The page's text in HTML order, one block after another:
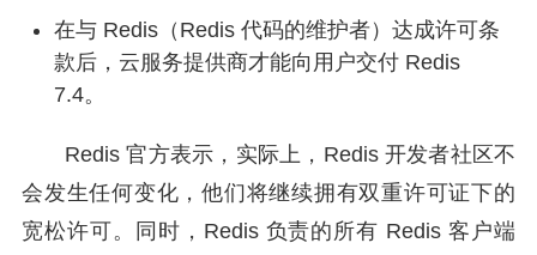
在与 Redis（Redis 代码的维护者）达成许可条
款后，云服务提供商才能向用户交付 Redis
7.4。
Redis 官方表示，实际上，Redis 开发者社区不
会发生任何变化，他们将继续拥有双重许可证下的
宽松许可。同时，Redis 负责的所有 Redis 客户端